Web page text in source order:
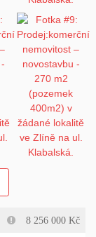
8 256 000 Kč